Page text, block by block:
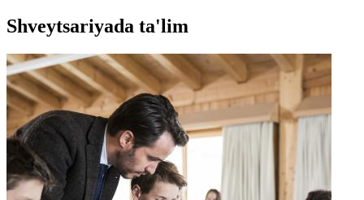
Shveytsariyada ta'lim